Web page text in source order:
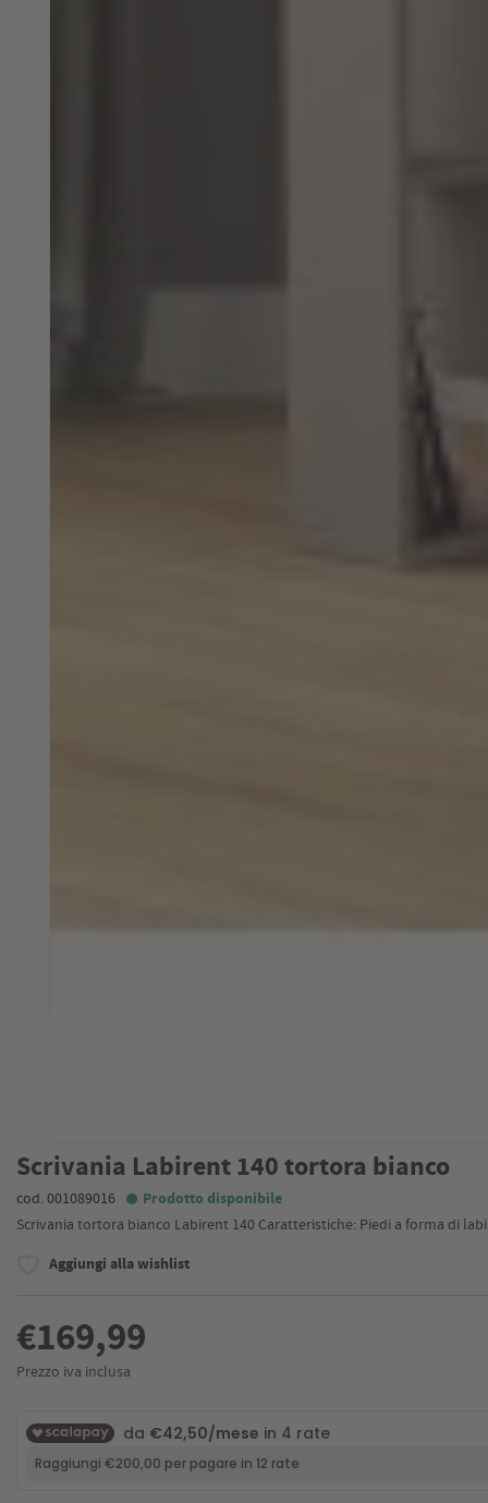
Scrivania Labirent 140 tortora bianco
cod. 001089016 Prodotto disponibile
Scrivania tortora bianco Labirent 140 Caratteristiche: Piedi a forma di
Aggiungi alla wishlist
€169,99
Prezzo iva inclusa